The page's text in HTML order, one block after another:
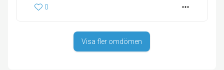
0
Visa fler omdömen